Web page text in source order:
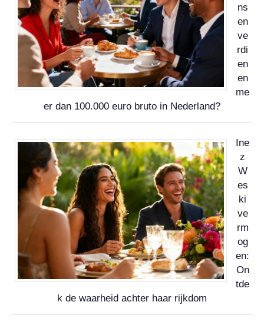
ns
en
ve
rdi
en
en
me
er dan 100.000 euro bruto in Nederland?
Ine
z
W
es
ki
ve
rm
og
en:
On
tde
k de waarheid achter haar rijkdom